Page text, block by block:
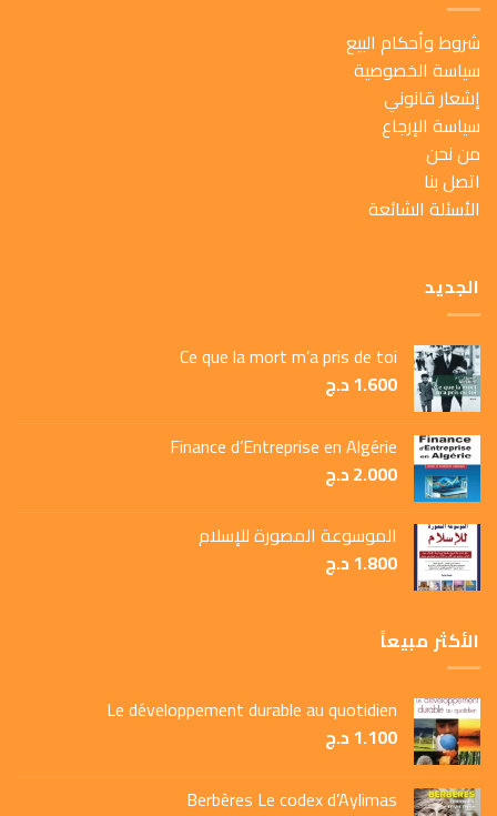
شروط وأحكام البيع
سياسة الخصوصية
إشعار قانوني
سياسة الإرجاع
من نحن
اتصل بنا
الأسئلة الشائعة
الجديد
Ce que la mort m’a pris de toi
1.600د.ج
Finance d’Entreprise en Algérie
2.000د.ج
الموسوعة المصورة للإسلام
1.800د.ج
الأكثر مبيعاً
Le développement durable au quotidien
1.100د.ج
Berbères Le codex d’Aylimas